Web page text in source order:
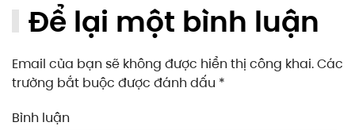
Để lại một bình luận
Email của bạn sẽ không được hiển thị công khai. Các
trường bắt buộc được đánh dấu *
Bình luận